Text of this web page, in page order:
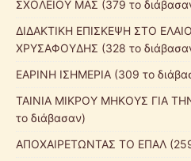
ΣΧΟΛΕΙΟΥ ΜΑΣ (379 το
ΔΙΔΑΚΤΙΚΗ ΕΠΙΣΚΕΨΗ ΣΤΟ
ΧΡΥΣΑΦΟΥΔΗΣ (328 το
ΕΑΡΙΝΗ ΙΣΗΜΕΡΙΑ (309 το
ΤΑΙΝΙΑ ΜΙΚΡΟΥ ΜΗΚΟΥΣ ΓΙΑ
το διάβασαν)
ΑΠΟΧΑΙΡΕΤΩΝΤΑΣ ΤΟ ΕΠΑΛ